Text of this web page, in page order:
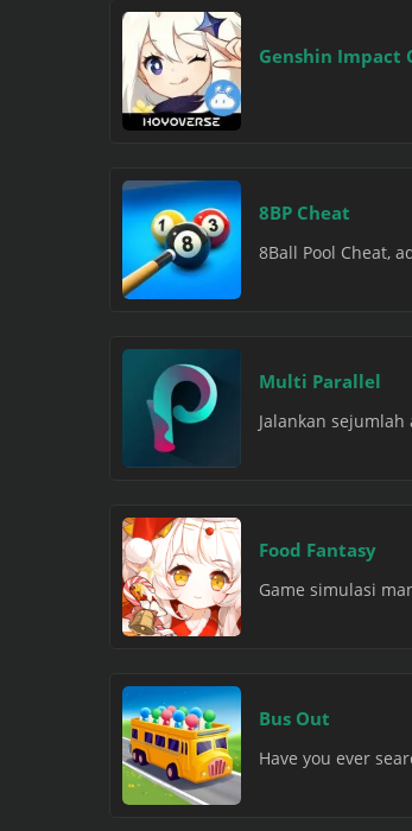
Genshin Impact
8BP Cheat
8Ball Pool Cheat,
Multi Parallel
Jalankan
Food Fantasy
Game simulasi
Bus Out
Have you ever